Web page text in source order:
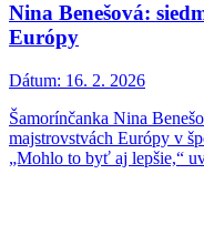
Nina Benešová:
Európy
Dátum: 16. 2. 2026
Šamorínčanka Nina
majstrovstvách Európy v
„Mohlo to byť aj lepšie,“